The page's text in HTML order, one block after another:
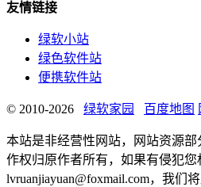
友情链接
绿软小站
绿色软件站
便携软件站
© 2010-2026 绿软家园 百度地图
本站是非经营性网站，网站资源
作权归原作者所有，如果有侵犯
lvruanjiayuan@foxmail.com，我们